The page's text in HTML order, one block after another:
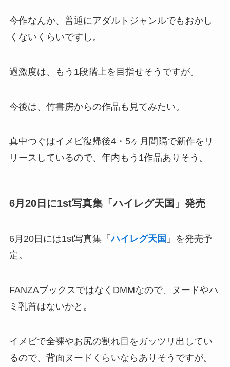
今作なんか、普通にアダルトジャンルでもおかし
くないくらいですし。
過激度は、もう1段階上を目指せそうですが。
今後は、竹書房からの作品も見てみたい。
真中つぐはイメビ復帰後4・5ヶ月間隔で新作をリ
リースしているので、年内もう1作品ありそう。
6月20日に1st写真集「ハイレグ天国」発売
6月20日には1st写真集「ハイレグ天国 」を発売予
定。
FANZAブックスではなくDMMなので、ヌードやハ
ミ乳首はないかと。
イメビで全裸やお尻の割れ目をガッツリ出してい
るので、背面ヌードくらいならありそうですが。